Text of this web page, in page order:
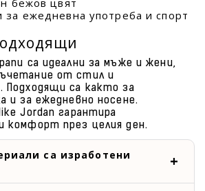
бежов цвят
ежедневна употреба и спорт
са идеални за мъже и жени,
от стил и
Подходящи са както за
и за ежедневно носене.
Jordan гарантира
комфорт през целия ден.
са изработени